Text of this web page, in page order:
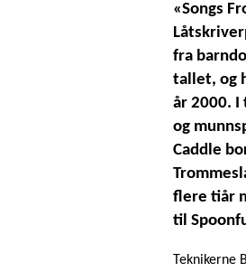
«Songs
fra
tallet, og
år 2000.
og
Caddle
flere tiår
til
Teknikerne